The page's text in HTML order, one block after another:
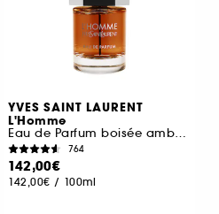
YVES SAINT LAURENT
L'Homme
Eau de Parfum boisée ambrée pour homme
764
142,00€
142,00€ / 100ml